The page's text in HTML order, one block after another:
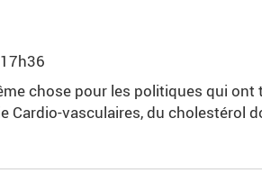
chose pour les politiques qui ont
Cardio-vasculaires, du cholestérol